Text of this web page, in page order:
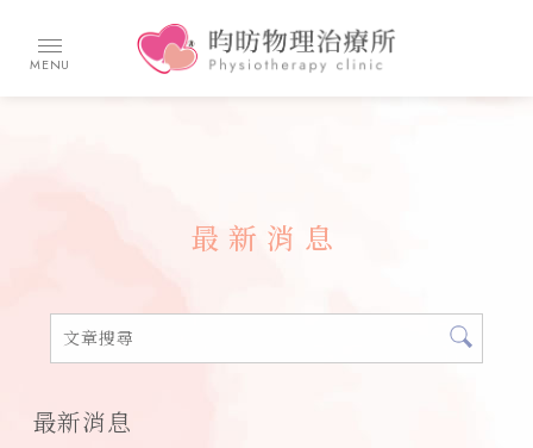
最新消息
最新消息